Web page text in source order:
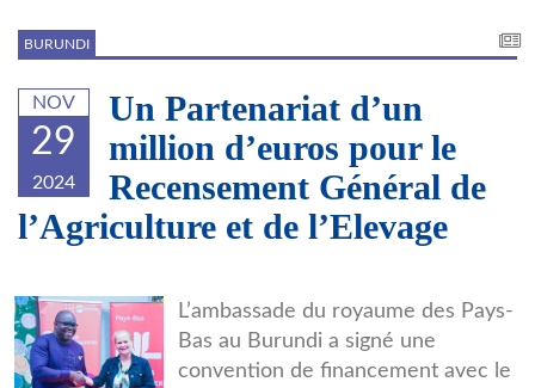
BURUNDI
NOV
29
2024
Un Partenariat d’un
million d’euros pour le
Recensement Général de
l’Agriculture et de l’Elevage
3.jpg
L’ambassade du royaume des Pays-
Bas au Burundi a signé une
convention de financement avec le